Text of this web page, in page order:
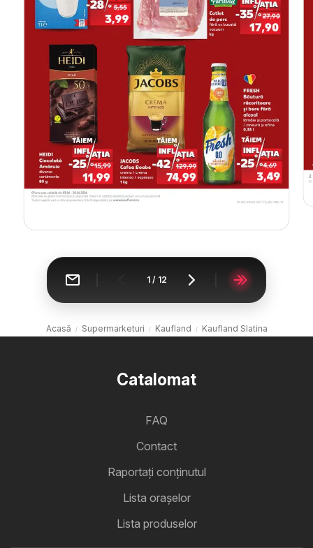
1/ 12
Acasă Supermarketuri Kaufland Kaufland Slatina
Catalomat
FAQ
Contact
Raportați conținutul
Lista oraşelor
Lista produselor